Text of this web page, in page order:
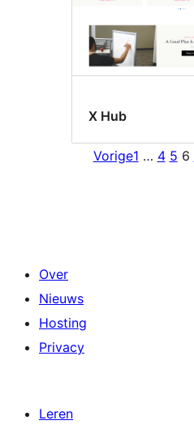
X Hub
Vorige1 … 4 5 6
Over
Nieuws
Hosting
Privacy
Leren